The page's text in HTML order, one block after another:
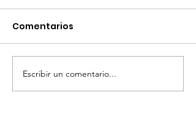
TourTravelynByFraveo
participó en la
Comentarios
Escribir un comentario...